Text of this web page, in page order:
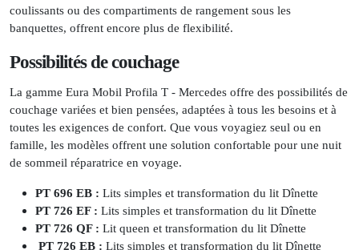
coulissants ou des compartiments de rangement sous les
banquettes, offrent encore plus de flexibilité.
Possibilités de couchage
La gamme Eura Mobil Profila T - Mercedes offre des possibilités de
couchage variées et bien pensées, adaptées à tous les besoins et à
toutes les exigences de confort. Que vous voyagiez seul ou en
famille, les modèles offrent une solution confortable pour une nuit
de sommeil réparatrice en voyage.
PT 696 EB : Lits simples et transformation du lit Dînette
PT 726 EF : Lits simples et transformation du lit Dînette
PT 726 QF : Lit queen et transformation du lit Dînette
PT 726 EB : Lits simples et transformation du lit Dînette